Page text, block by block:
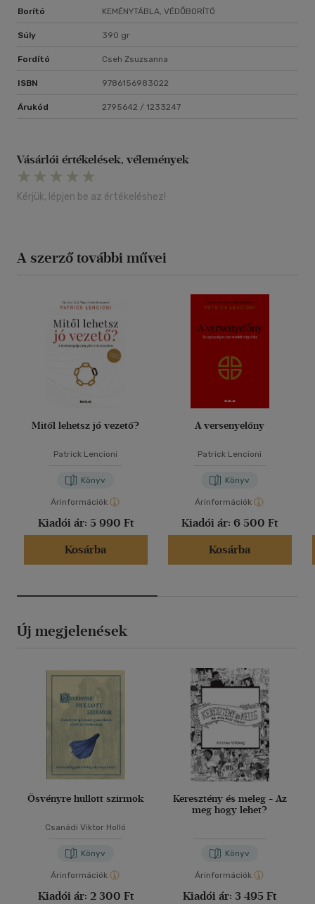
Borító KEMÉNYTÁBLA, VÉDŐBORÍTÓ
Súly 390 gr
Fordító Cseh Zsuzsanna
ISBN 9786156983022
Árukód 2795642 / 1233247
Vásárlói értékelések, vélemények
Kérjük, lépjen be az értékeléshez!
A szerző további művei
Mitől lehetsz jó vezető?
Patrick Lencioni
Könyv
Árinformációk
Kiadói ár: 5 990 Ft
Kosárba
A versenyelőny
Patrick Lencioni
Könyv
Árinformációk
Kiadói ár: 6 500 Ft
Kosárba
Új megjelenések
Ösvényre hullott szirmok
Csanádi Viktor Holló
Könyv
Árinformációk
Kiadói ár: 2 300 Ft
Keresztény és meleg - Az
meg hogy lehet?
Könyv
Árinformációk
Kiadói ár: 3 495 Ft